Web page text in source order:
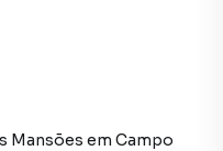
Mansões em Campo